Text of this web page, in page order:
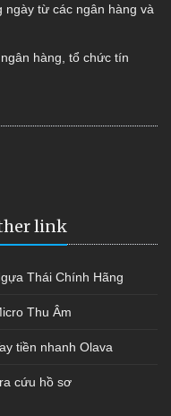
ngày từ các ngân hàng và
hàng, tổ chức tín
link
Thái Chính Hãng
Thu Âm
tiền nhanh Olava
cứu hồ sơ